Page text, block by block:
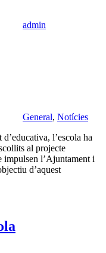
admin
General, Notícies
l’escola ha
al projecte
impulsen l’Ajuntament i
d’aquest